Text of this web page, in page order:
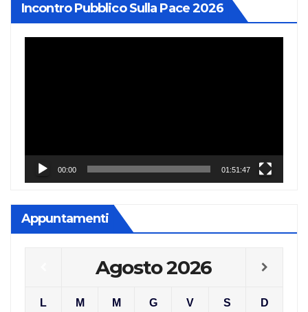
Incontro Pubblico Sulla Pace 2026
00:00 01:51:47
Appuntamenti
Agosto2026
L M M G V S
D